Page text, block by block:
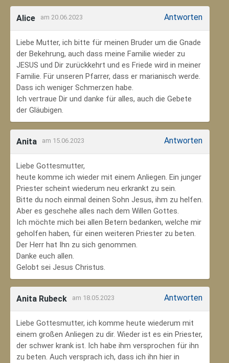
Alice am 20.06.2023 Antworten
Liebe Mutter, ich bitte für meinen Bruder um die Gnade
der Bekehrung, auch dass meine Familie wieder zu
JESUS und Dir zurückkehrt und es Friede wird in meiner
Familie. Für unseren Pfarrer, dass er marianisch werde.
Dass ich weniger Schmerzen habe.
Ich vertraue Dir und danke für alles, auch die Gebete
der Gläubigen.
Anita am 15.06.2023 Antworten
Liebe Gottesmutter,
heute komme ich wieder mit einem Anliegen. Ein junger
Priester scheint wiederum neu erkrankt zu sein.
Bitte du noch einmal deinen Sohn Jesus, ihm zu helfen.
Aber es geschehe alles nach dem Willen Gottes.
Ich möchte mich bei allen Betern bedanken, welche mir
geholfen haben, für einen weiteren Priester zu beten.
Der Herr hat Ihn zu sich genommen.
Danke euch allen.
Gelobt sei Jesus Christus.
Anita Rubeck am 18.05.2023 Antworten
Liebe Gottesmutter, ich komme heute wiederum mit
einem großen Anliegen zu dir. Wieder ist es ein Priester,
der schwer krank ist. Ich habe ihm versprochen für ihn
zu beten. Auch versprach ich, dass ich ihn hier in